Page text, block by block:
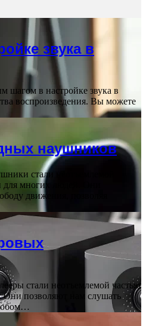
звука в
шагом в настройке звука в
воспроизведения. Вы можете
наушников
стали неотъемлемой
многих людей. Они
движения, позволяя
стали неотъемлемой частью
позволяют нам слушать